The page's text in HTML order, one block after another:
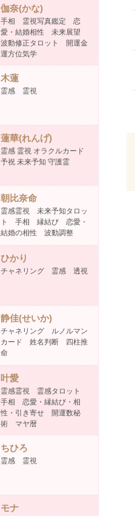
伽奈(かな)
手相 霊視写真鑑定 恋
愛・結婚相性 未来展望
波動修正タロット 開運金
運方位気学
木蓮
霊感 霊視
蓮華(れんげ)
霊感 霊視 オラクルカード
予祝 未来予知 守護霊
朝比奈命
霊感霊視 未来予知タロッ
ト 手相 縁結び 恋愛・
結婚の相性 波動調整
ひかり
チャネリング 霊感 透視
静佳(せいか)
チャネリング ルノルマン
カード 姓名判断 四柱推
命
叶愛
霊感霊視 霊感タロット
手相 恋愛・縁結び・相
性・引き寄せ 開運数秘
術 マヤ暦
ちひろ
霊感 霊視
モナ